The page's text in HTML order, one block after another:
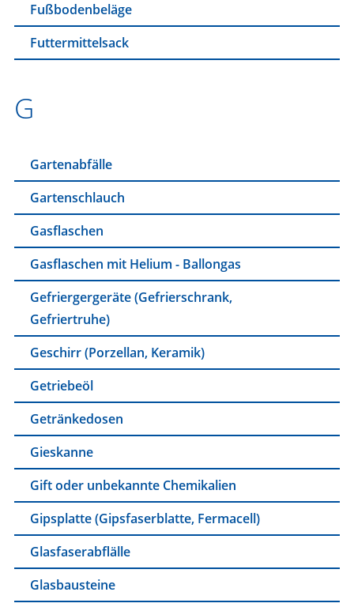
Fußbodenbeläge
Futtermittelsack
G
Gartenabfälle
Gartenschlauch
Gasflaschen
Gasflaschen mit Helium - Ballongas
Gefriergergeräte (Gefrierschrank,
Gefriertruhe)
Geschirr (Porzellan, Keramik)
Getriebeöl
Getränkedosen
Gieskanne
Gift oder unbekannte Chemikalien
Gipsplatte (Gipsfaserblatte, Fermacell)
Glasfaserabflälle
Glasbausteine